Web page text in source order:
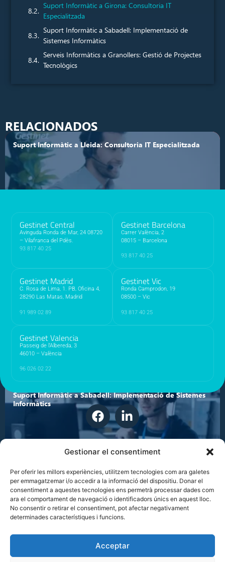
Gestionar el consentiment
Per oferir les millors experiències, utilitzem tecnologies com ara galetes
per emmagatzemar i/o accedir a la informació del dispositiu. Donar el
consentiment a aquestes tecnologies ens permetrà processar dades com
ara el comportament de navegació o identificadors únics en aquest lloc.
No consentir o retirar el consentiment, pot afectar negativament
determinades característiques i funcions.
Acceptar
Suport Informàtic a Girona: Consultoria IT
Especialitzada
Suport Informàtic a Sabadell: Implementació de
Sistemes Informàtics
Serveis Informàtics a Granollers: Gestió de Projectes
Tecnològics
RELACIONADOS
Suport Informàtic a Lleida: Consultoria IT Especialitzada
Suport Informàtic a Girona: Consultoria IT Especialitzada
Suport Informàtic a Sabadell: Implementació de Sistemes
Informàtics
Serveis Informàtics a Granollers: Gestió de Projectes
Gestinet Central
Avinguda Ronda de Mar, 24 08720
– Vilafranca del Pdès.
93 817 40 25
Gestinet Barcelona
Carrer València, 2
08015 – Barcelona
93 817 40 25
Gestinet Madrid
C. Rosa de Lima, 1. PB, Oficina 4,
28290 Las Matas, Madrid
91 989 02 89
Gestinet Vic
Ronda Camprodon, 19
08500 – Vic
93 817 40 25
Gestinet Valencia
Passeig de l’Albereda, 3
46010 – València
96 026 02 22
© Gestinet Internet & InformàticaGestinet Sitemap
Política de Seguridad de la Información